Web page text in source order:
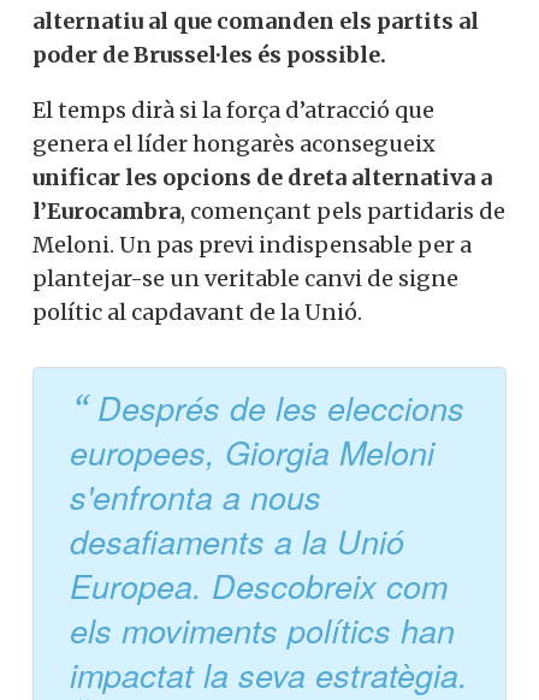
alternatiu al que comanden els partits al
poder de Brussel·les és possible.
El temps dirà si la força d’atracció que
genera el líder hongarès aconsegueix
unificar les opcions de dreta alternativa a
l’Eurocambra, començant pels partidaris de
Meloni. Un pas previ indispensable per a
plantejar-se un veritable canvi de signe
polític al capdavant de la Unió.
Després de les eleccions
europees, Giorgia Meloni
s'enfronta a nous
desafiaments a la Unió
Europea. Descobreix com
els moviments polítics han
impactat la seva estratègia.